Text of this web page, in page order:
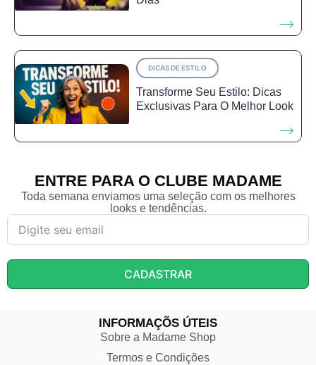
DICAS DE ESTILO
Transforme Seu Estilo: Dicas
Exclusivas Para O Melhor Look
ENTRE PARA O CLUBE MADAME
Toda semana enviamos uma seleção com os melhores
looks e tendências.
CADASTRAR
INFORMAÇÕS ÚTEIS
Sobre a Madame Shop
Termos e Condições